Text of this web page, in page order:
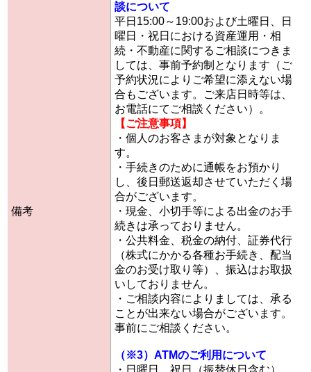
備考
談について
平日15:00～19:00および土曜日、日
曜日・祝日における資産運用・相
続・不動産に関するご相談につきま
しては、事前予約制となります（ご
予約状況によりご希望に添えない場
合もございます。ご来店日時等は、
お電話にてご相談ください）。
【ご注意事項】
・個人のお客さまが対象となりま
す。
・手続きのために通帳をお預かり
し、後日郵送返却させていただく場
合がございます。
・現金、小切手等による出金のお手
続きは承っておりません。
・公共料金、税金の納付、証券代行
（株式にかかる各種お手続き、配当
金のお受け取り等）、振込はお取扱
いしておりません。
・ご相談内容によりましては、承る
ことが出来ない場合がございます。
事前にご相談ください。
（※3）ATMのご利用について
・日曜日、祝日（振替休日含む）、